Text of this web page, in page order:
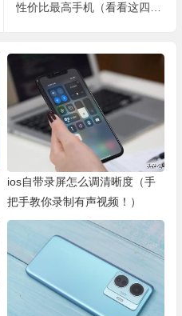
性价比最高手机（看看这四款高性价比性能机）
ios自带录屏怎么调清晰度（手
把手教你录制有声视频！）